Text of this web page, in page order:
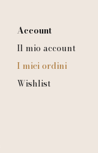
Account
Il mio account
I miei ordini
Wishlist